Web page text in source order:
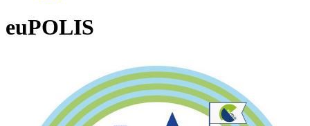
euPOLIS